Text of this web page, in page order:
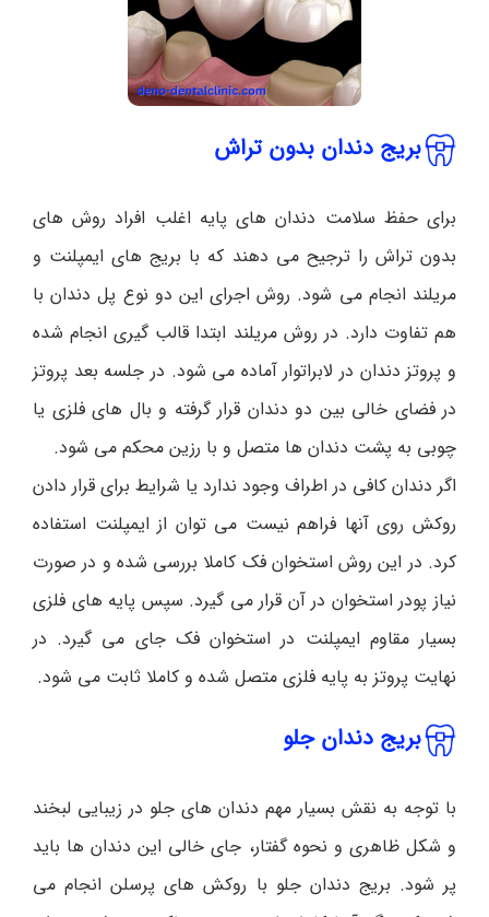
بریج دندان بدون تراش
برای حفظ سلامت دندان های پایه اغلب افراد روش های
بدون تراش را ترجیح می دهند که با بریج های ایمپلنت و
مریلند انجام می شود. روش اجرای این دو نوع پل دندان با
هم تفاوت دارد. در روش مریلند ابتدا قالب گیری انجام شده
و پروتز دندان در لابراتوار آماده می شود. در جلسه بعد پروتز
در فضای خالی بین دو دندان قرار گرفته و بال های فلزی یا
چوبی به پشت دندان ها متصل و با رزین محکم می شود.
اگر دندان کافی در اطراف وجود ندارد یا شرایط برای قرار دادن
روکش روی آنها فراهم نیست می توان از ایمپلنت استفاده
کرد. در این روش استخوان فک کاملا بررسی شده و در صورت
نیاز پودر استخوان در آن قرار می گیرد. سپس پایه های فلزی
بسیار مقاوم ایمپلنت در استخوان فک جای می گیرد. در
نهایت پروتز به پایه فلزی متصل شده و کاملا ثابت می شود.
بریج دندان جلو
با توجه به نقش بسیار مهم دندان های جلو در زیبایی لبخند
و شکل ظاهری و نحوه گفتار، جای خالی این دندان ها باید
پر شود. بریج دندان جلو با روکش های پرسلن انجام می